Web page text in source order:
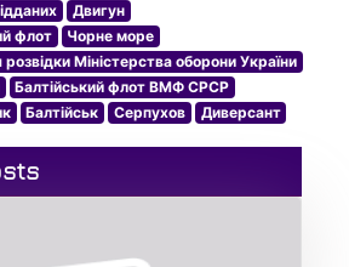
Двигун
флот
Чорне море
розвідки Міністерства оборони України
Балтійський флот ВМФ СРСР
Балтійськ Серпухов Диверсант